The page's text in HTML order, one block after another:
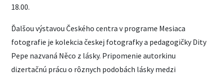
18.00.
Ďalšou výstavou Českého centra v programe Mesiaca
fotografie je kolekcia českej fotografky a pedagogičky Dity
Pepe nazvaná Něco z lásky. Pripomenie autorkinu
dizertačnú prácu o rôznych podobách lásky medzi